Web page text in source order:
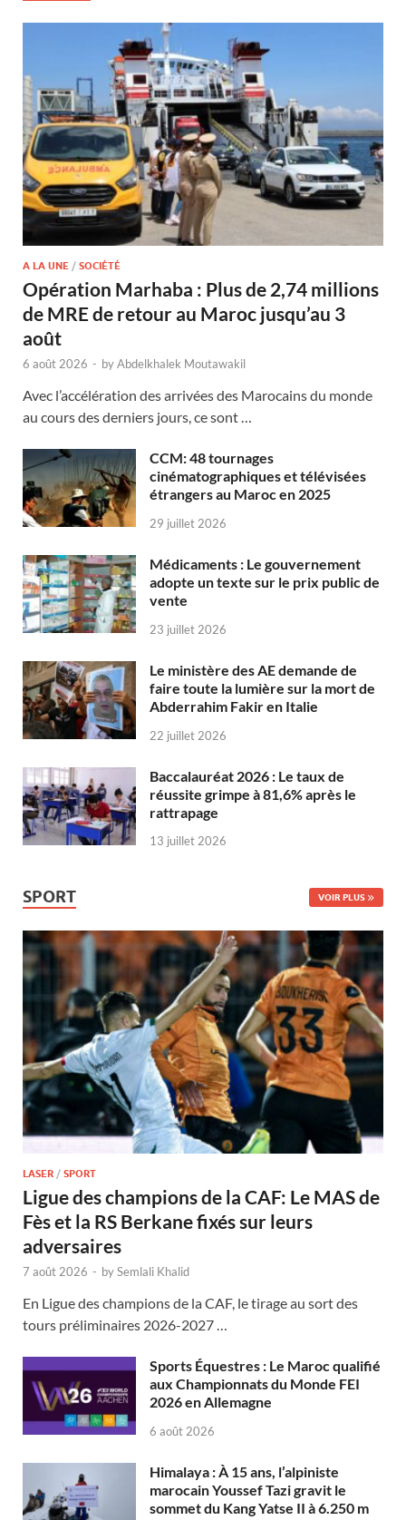
A LA UNE / SOCIÉTÉ
Opération Marhaba : Plus de 2,74 millions
de MRE de retour au Maroc jusqu’au 3
août
6 août 2026 - byAbdelkhalek Moutawakil
Avec l’accélération des arrivées des Marocains du monde
au cours des derniers jours, ce sont …
CCM: 48 tournages
cinématographiques et télévisées
étrangers au Maroc en 2025
29 juillet 2026
Médicaments : Le gouvernement
adopte un texte sur le prix public de
vente
23 juillet 2026
Le ministère des AE demande de
faire toute la lumière sur la mort de
Abderrahim Fakir en Italie
22 juillet 2026
Baccalauréat 2026 : Le taux de
réussite grimpe à 81,6% après le
rattrapage
13 juillet 2026
SPORT VOIR PLUS
LASER / SPORT
Ligue des champions de la CAF: Le MAS de
Fès et la RS Berkane fixés sur leurs
adversaires
7 août 2026 - bySemlali Khalid
En Ligue des champions de la CAF, le tirage au sort des
tours préliminaires 2026-2027 …
Sports Équestres : Le Maroc qualifié
aux Championnats du Monde FEI
2026 en Allemagne
6 août 2026
Himalaya : À 15 ans, l’alpiniste
marocain Youssef Tazi gravit le
sommet du Kang Yatse II à 6.250 m